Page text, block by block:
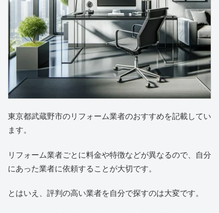
東京都武蔵野市のリフォーム業者のおすすめを記載してい
ます。
リフォーム業者ごとに料金や特徴などが異なるので、自分
にあった業者に依頼することが大切です。
とはいえ、評判の高い業者を自分で探すのは大変です。